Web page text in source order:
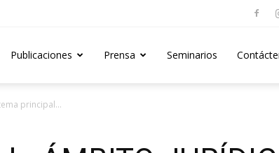
Publicaciones Prensa Seminarios
principal...